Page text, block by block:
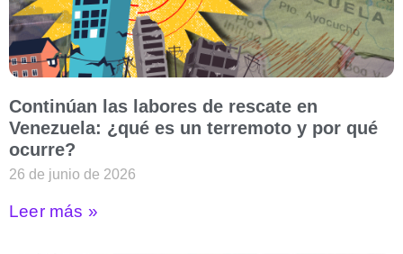
Continúan las labores de rescate en
Venezuela: ¿qué es un terremoto y por qué
ocurre?
26 de junio de 2026
Leer más »